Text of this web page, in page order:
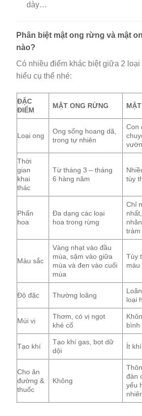
dày…
Phân biệt mật ong rừng và mật
nào?
Có nhiều điểm khác biệt giữa 2 loại
hiểu cụ thể nhé:
ĐẶC
ĐIỂM
MẬT ONG RỪNG
Loại ong
Ong sống hoang dã,
trong tự nhiên
Con
Thời
gian
khai
thác
Từ tháng 3 – tháng
6 hàng năm
tùy
Phấn
hoa
Đa dạng các loại
hoa trong rừng
Chỉ
tràm
Màu sắc
Vàng nhạt vào đầu
mùa, sậm vào giữa
mùa và đen vào cuối
mùa
Tùy
màu
Độ đặc Thường loãng
loại
Mùi vị
Thơm, có vị ngọt
khé cổ
bình
Tạo khí
Tạo khí gas, bọt dữ
dội
Ít
Cho ăn
đường &
thuốc
Không
đàn
yếu